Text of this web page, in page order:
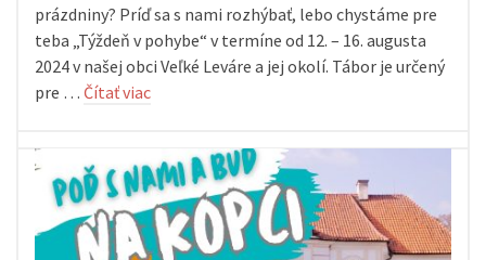
prázdniny? Príď sa s nami rozhýbať, lebo chystáme pre
teba „Týždeň v pohybe“ v termíne od 12. – 16. augusta
2024 v našej obci Veľké Leváre a jej okolí. Tábor je určený
pre … Čítať viac